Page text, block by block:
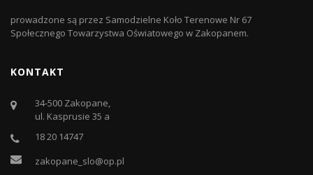
prowadzone są przez Samodzielne Koło Terenowe Nr 67
Społecznego Towarzystwa Oświatowego w Zakopanem.
KONTAKT
34-500 Zakopane,
ul. Kasprusie 35 a
18 20 14747
zakopane_slo@op.pl